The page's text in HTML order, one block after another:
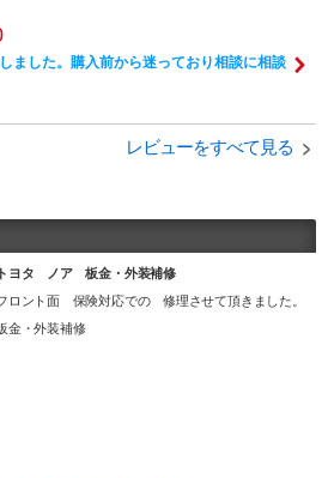
ました。購入前から迷っており相談に相談
レビューをすべて見る
トヨタ ノア 板金・外装補修
ロント面 保険対応での 修理させて頂きました。
金・外装補修